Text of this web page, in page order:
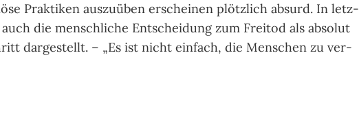
Prak­ti­ken aus­zu­üben erschei­nen plötz­lich absurd. In letz­
die mensch­liche Ent­schei­dung zum Frei­tod als abso­lut
dar­ge­stellt. – „Es ist nicht ein­fach, die Men­schen zu ver­